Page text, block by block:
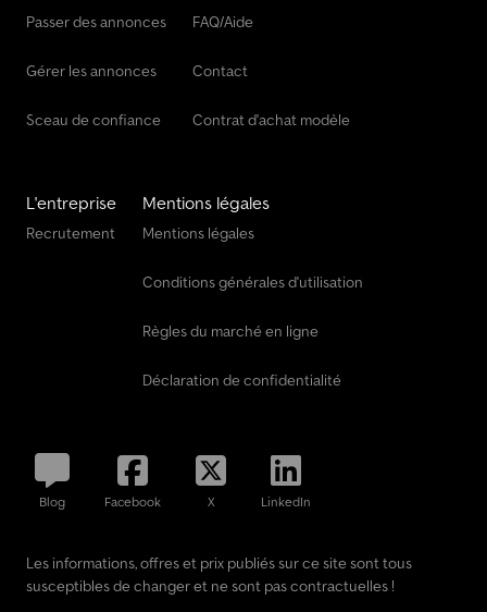
Passer des annonces
Gérer les annonces
Sceau de confiance
FAQ/Aide
Contact
Contrat d'achat modèle
L'entreprise
Recrutement
Mentions légales
Mentions légales
Conditions générales d'utilisation
Règles du marché en ligne
Déclaration de confidentialité
Blog Facebook X LinkedIn
Les informations, offres et prix publiés sur ce site sont tous
susceptibles de changer et ne sont pas contractuelles !